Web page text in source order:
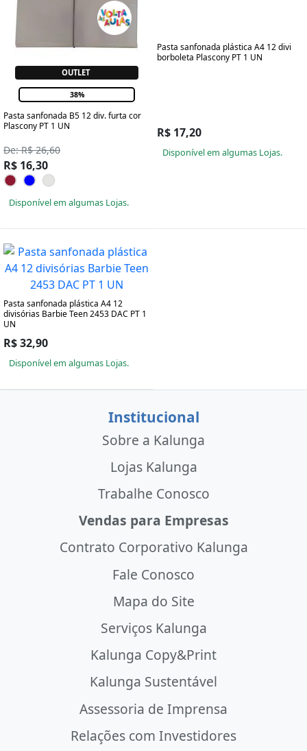
OUTLET
38%
Pasta sanfonada B5 12 div. furta cor
Plascony PT 1 UN
De: R$ 26,60
R$ 16,30
Disponível em algumas Lojas.
Pasta sanfonada plástica A4 12 divi
borboleta Plascony PT 1 UN
R$ 17,20
Disponível em algumas Lojas.
Pasta sanfonada plástica A4 12
divisórias Barbie Teen 2453 DAC PT 1
UN
R$ 32,90
Disponível em algumas Lojas.
Institucional
Sobre a Kalunga
Lojas Kalunga
Trabalhe Conosco
Vendas para Empresas
Contrato Corporativo Kalunga
Fale Conosco
Mapa do Site
Serviços Kalunga
Kalunga Copy&Print
Kalunga Sustentável
Assessoria de Imprensa
Relações com Investidores